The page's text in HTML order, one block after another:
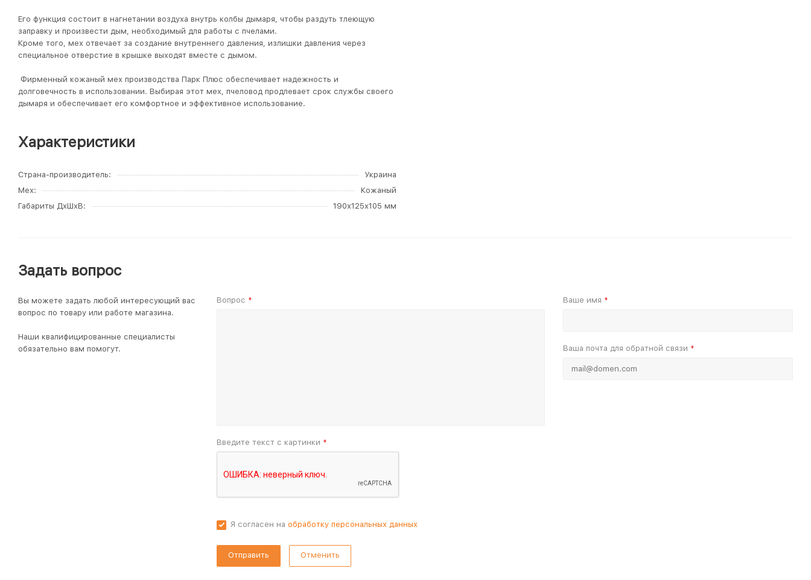
Его функция состоит в нагнетании воздуха внутрь колбы дымаря, чтобы раздуть тлеющую
заправку и произвести дым, необходимый для работы с пчелами.
Кроме того, мех отвечает за создание внутреннего давления, излишки давления через
специальное отверстие в крышке выходят вместе с дымом.
Фирменный кожаный мех производства Парк Плюс обеспечивает надежность и
долговечность в использовании. Выбирая этот мех, пчеловод продлевает срок службы своего
дымаря и обеспечивает его комфортное и эффективное использование.
Характеристики
Страна-производитель
Украина
Мех
Кожаный
Габариты ДхШхВ
190х125х105 мм
Задать вопрос
Вы можете задать любой интересующий вас
вопрос по товару или работе магазина.
Наши квалифицированные специалисты
обязательно вам помогут.
Вопрос * Ваше имя *
Ваша почта для обратной связи *
Введите текст с картинки *
Я согласен на обработку персональных данных
Отменить